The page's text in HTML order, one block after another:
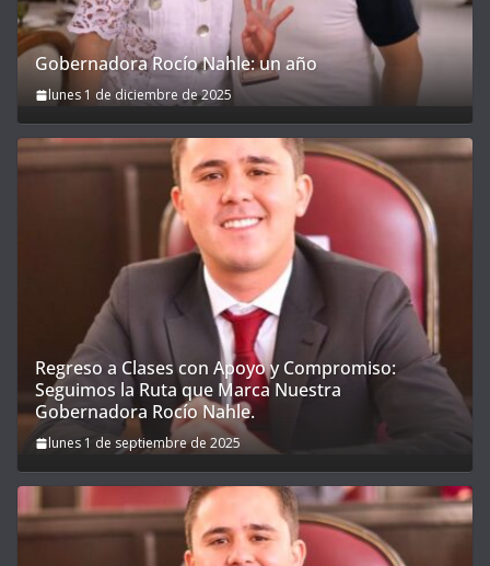
Gobernadora Rocío Nahle: un año
lunes 1 de diciembre de 2025
Regreso a Clases con Apoyo y Compromiso:
Seguimos la Ruta que Marca Nuestra
Gobernadora Rocío Nahle.
lunes 1 de septiembre de 2025